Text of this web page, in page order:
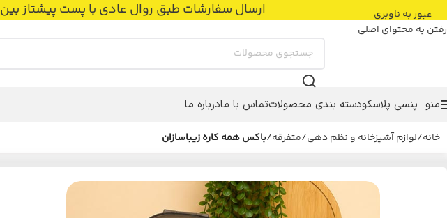
عبور به ناوبری
رفتن به محتوای اصلی
ارسال سفارشات طبق روال عادی با پست پیشتاز بین 2 الی 5 روز کاری درحال انجام می باشد.
منو پنسی پلاسکودسته بندی محصولاتتماس با مادرباره ما
خانه/لوازم آشپزخانه و نظم دهی/متفرقه/باکس همه کاره زیباسازان